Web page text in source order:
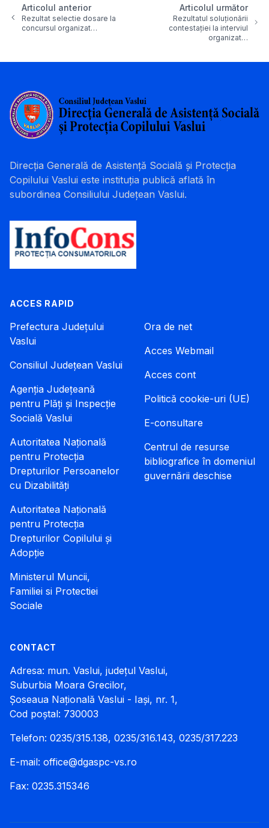
Articolul anterior
Rezultat selectie dosare la
concursul organizat…
Articolul următor
Rezultatul soluționării
contestației la interviul
organizat…
Direcția Generală de Asistență Socială și Protecția
Copilului Vaslui este instituția publică aflată în
subordinea Consiliului Județean Vaslui.
ACCES RAPID
Prefectura Județului
Vaslui
Consiliul Județean Vaslui
Agenția Județeană
pentru Plăți și Inspecție
Socială Vaslui
Autoritatea Națională
pentru Protecția
Drepturilor Persoanelor
cu Dizabilități
Autoritatea Națională
pentru Protecția
Drepturilor Copilului și
Adopție
Ministerul Muncii,
Familiei si Protectiei
Sociale
Ora de net
Acces Webmail
Acces cont
Politică cookie-uri (UE)
E-consultare
Centrul de resurse
bibliografice în domeniul
guvernării deschise
CONTACT
Adresa: mun. Vaslui, județul Vaslui,
Suburbia Moara Grecilor,
Șoseaua Națională Vaslui - Iași, nr. 1,
Cod poștal: 730003
Telefon: 0235/315.138, 0235/316.143, 0235/317.223
E-mail: office@dgaspc-vs.ro
Fax: 0235.315346